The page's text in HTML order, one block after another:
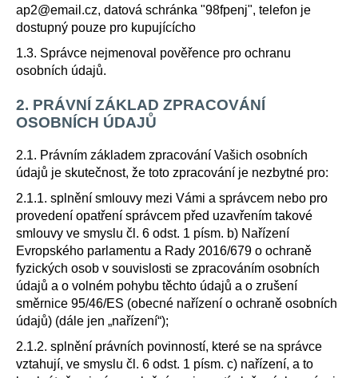
ap2@email.cz, datová schránka "98fpenj", telefon je
dostupný pouze pro kupujícícho
1.3. Správce nejmenoval pověřence pro ochranu
osobních údajů.
2. PRÁVNÍ ZÁKLAD ZPRACOVÁNÍ
OSOBNÍCH ÚDAJŮ
2.1. Právním základem zpracování Vašich osobních
údajů je skutečnost, že toto zpracování je nezbytné pro:
2.1.1. splnění smlouvy mezi Vámi a správcem nebo pro
provedení opatření správcem před uzavřením takové
smlouvy ve smyslu čl. 6 odst. 1 písm. b) Nařízení
Evropského parlamentu a Rady 2016/679 o ochraně
fyzických osob v souvislosti se zpracováním osobních
údajů a o volném pohybu těchto údajů a o zrušení
směrnice 95/46/ES (obecné nařízení o ochraně osobních
údajů) (dále jen „nařízení“);
2.1.2. splnění právních povinností, které se na správce
vztahují, ve smyslu čl. 6 odst. 1 písm. c) nařízení, a to
HLEDAT
D
o
p
o
r
u
č
u
j
e
m
e
DELL